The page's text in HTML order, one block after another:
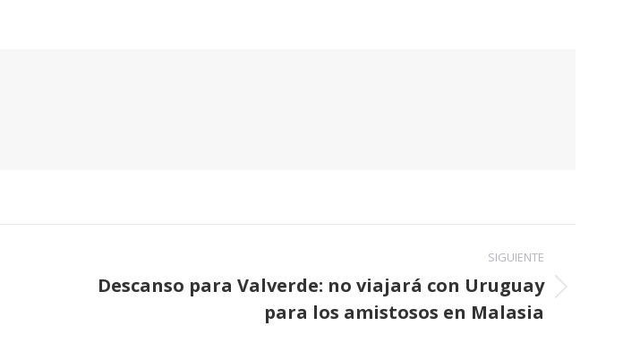
SIGUIENTE
Publicación
Descanso para Valverde: no viajará con Uruguay
para los amistosos en Malasia